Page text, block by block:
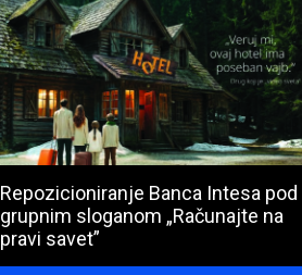
Repozicioniranje Banca Intesa pod
grupnim sloganom „Računajte na
pravi savet”